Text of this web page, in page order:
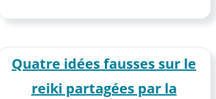
Quatre idées fausses sur le
reiki partagées par la